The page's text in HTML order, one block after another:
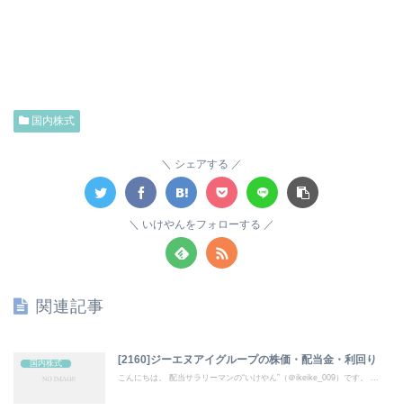
国内株式
シェアする
いけやんをフォローする
関連記事
国内株式 [2160]ジーエヌアイグループの株価・配当金・利回り
こんにちは。 配当サラリーマンの“いけやん”（＠ikeike_009）です。 ...